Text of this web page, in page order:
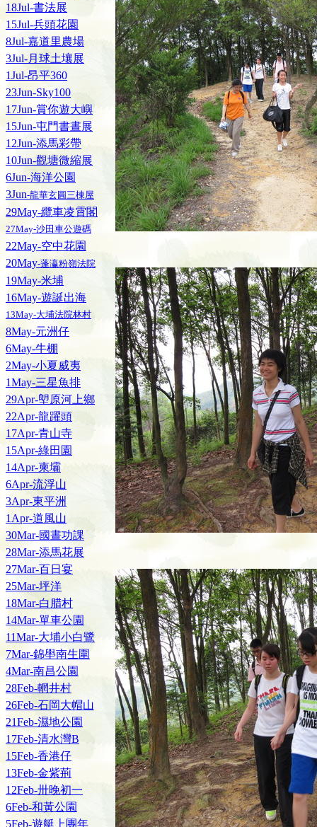
18Jul-書法展
15Jul-兵頭花園
8Jul-嘉道里農場
3Jul-月球土壤展
1Jul-昂平360
23Jun-Sky100
17Jun-賞你遊大嶼
15Jun-屯門書晝展
12Jun-添馬彩帶
10Jun-觀塘微縮展
6Jun-海洋公園
3Jun-龍華玄圓三棟屋
29May-纜車凌霄閣
27May-沙田車公遊碼
22May-空中花園
20May-蓬瀛粉嶺法院
19May-米埔
16May-遊誕出海
13May-大埔法院林村
8May-元洲仔
6May-牛棚
2May-小夏威夷
1May-三星魚排
29Apr-塱原河上鄉
22Apr-龍躍頭
17Apr-青山寺
15Apr-綠田園
14Apr-柬壩
6Apr-流浮山
3Apr-東平洲
1Apr-道風山
30Mar-國晝功課
28Mar-添馬花展
27Mar-百日宴
25Mar-坪洋
18Mar-白腊村
14Mar-單車公園
11Mar-大埔小白鷺
7Mar-錦壆南生圍
4Mar-南昌公園
28Feb-輞井村
26Feb-石岡大帽山
21Feb-濕地公園
17Feb-清水灣B
15Feb-香港仔
13Feb-金紫荊
12Feb-卅晚初一
6Feb-和黃公園
5Feb-遊艇上團年